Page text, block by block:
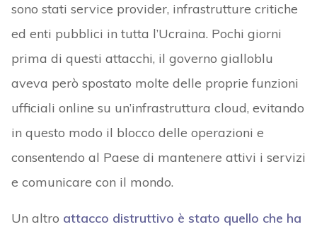
sono stati service provider, infrastrutture critiche
ed enti pubblici in tutta l’Ucraina. Pochi giorni
prima di questi attacchi, il governo gialloblu
aveva però spostato molte delle proprie funzioni
ufficiali online su un’infrastruttura cloud, evitando
in questo modo il blocco delle operazioni e
consentendo al Paese di mantenere attivi i servizi
e comunicare con il mondo.
Un altro attacco distruttivo è stato quello che ha